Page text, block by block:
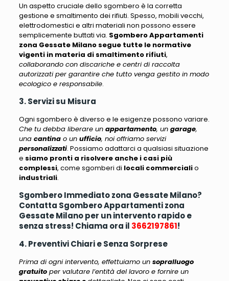
Un aspetto cruciale dello sgombero è la corretta
gestione e smaltimento dei rifiuti. Spesso, mobili vecchi,
elettrodomestici e altri materiali non possono essere
semplicemente buttati via. Sgombero Appartamenti
zona Gessate Milano segue tutte le normative
vigenti in materia di smaltimento rifiuti,
collaborando con discariche e centri di raccolta
autorizzati per garantire che tutto venga gestito in modo
ecologico e responsabile.
3. Servizi su Misura
Ogni sgombero è diverso e le esigenze possono variare.
Che tu debba liberare un appartamento, un garage,
una cantinao un ufficio, noi offriamo servizi
personalizzati. Possiamo adattarci a qualsiasi situazione
e siamo pronti a risolvere anche i casi più
complessi, come sgomberi di locali commercialio
industriali.
Sgombero Immediato zona Gessate Milano?
Contatta Sgombero Appartamenti zona
Gessate Milano per un intervento rapido e
senza stress! Chiama ora il 3662197861!
4. Preventivi Chiari e Senza Sorprese
Prima di ogni intervento, effettuiamo un sopralluogo
gratuitoper valutare l’entità del lavoro e fornire un